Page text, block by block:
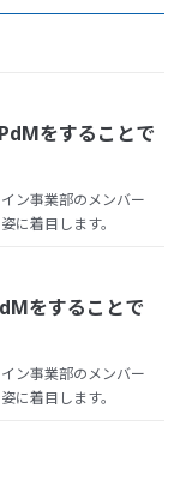
をすることで
ン事業部のメンバー
に着目します。
をすることで
ン事業部のメンバー
に着目します。